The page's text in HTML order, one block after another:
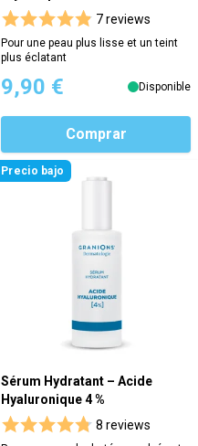
7 reviews
Pour une peau plus lisse et un teint
plus éclatant
9,90 € Disponible
Comprar
Precio bajo
Sérum Hydratant – Acide
Hyaluronique 4 %
8 reviews